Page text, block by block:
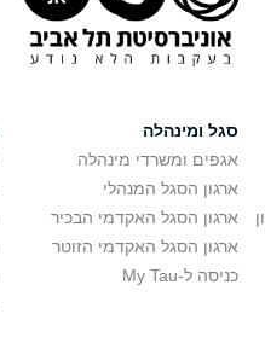
סגל ומינהלה
אגפים ומשרדי מינהלה
ארגון הסגל המנהלי
ארגון הסגל האקדמי הבכיר
ארגון הסגל האקדמי הזוטר
כניסה ל-My Tau